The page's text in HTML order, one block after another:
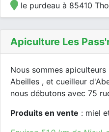
le purdeau à 85410
Apiculture Les
Nous sommes
Abeilles , et cueilleur
nous débutons avec 75
Produits en vente : miel